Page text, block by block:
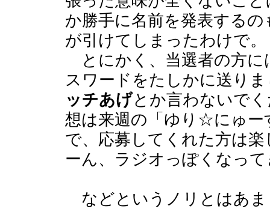
か勝手に名前を発表する
が引けてしまったわけで。
とにかく、当選者の方に
スワードをたしかに送り
ッチあげとか言わないで
想は来週の「ゆり☆にゅー
で、応募してくれた方は
ーん、ラジオっぽくなっ
などというノリとはあま